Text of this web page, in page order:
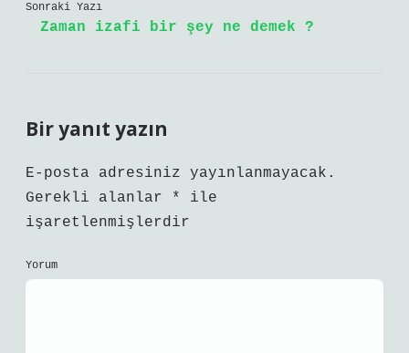
Sonraki Yazı
Zaman izafi bir şey ne demek ?
Bir yanıt yazın
E-posta adresiniz yayınlanmayacak.
Gerekli alanlar
*
ile
işaretlenmişlerdir
Yorum